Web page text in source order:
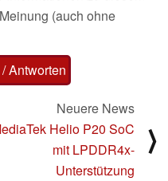
(auch ohne
Antworten
Neuere News
Helio P20 SoC
mit LPDDR4x-
Unterstützung
⟩